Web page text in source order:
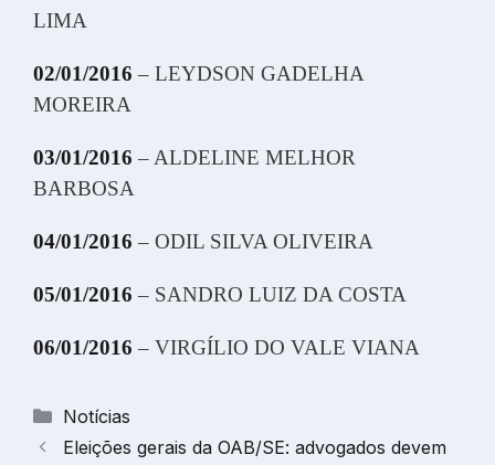
LIMA
02/01/2016 – LEYDSON GADELHA
MOREIRA
03/01/2016 – ALDELINE MELHOR
BARBOSA
04/01/2016 – ODIL SILVA OLIVEIRA
05/01/2016 – SANDRO LUIZ DA COSTA
06/01/2016 – VIRGÍLIO DO VALE VIANA
Categorias
Notícias
Eleições gerais da OAB/SE: advogados devem